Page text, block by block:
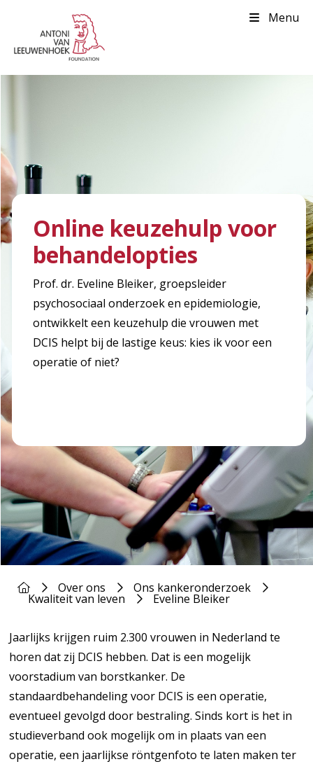
Menu
Online keuzehulp voor
behandelopties
Prof. dr. Eveline Bleiker, groepsleider
psychosociaal onderzoek en epidemiologie,
ontwikkelt een keuzehulp die vrouwen met
DCIS helpt bij de lastige keus: kies ik voor een
operatie of niet?
Over ons Ons kankeronderzoek
Kwaliteit van leven Eveline Bleiker
Jaarlijks krijgen ruim 2.300 vrouwen in Nederland te
horen dat zij DCIS hebben. Dat is een mogelijk
voorstadium van borstkanker. De
standaardbehandeling voor DCIS is een operatie,
eventueel gevolgd door bestraling. Sinds kort is het in
studieverband ook mogelijk om in plaats van een
operatie, een jaarlijkse röntgenfoto te laten maken ter